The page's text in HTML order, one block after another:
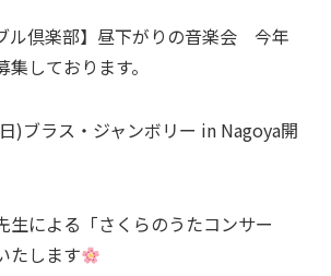
ル倶楽部】昼下がりの音楽会 今年
しております。
)ブラス・ジャンボリー in Nagoya開
生による「さくらのうたコンサー
たします